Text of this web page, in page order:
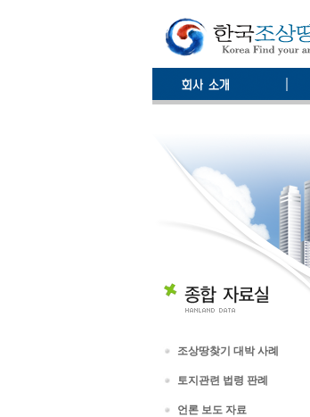
조상땅찾기 대박 사례
토지관련 법령 판례
언론 보도 자료